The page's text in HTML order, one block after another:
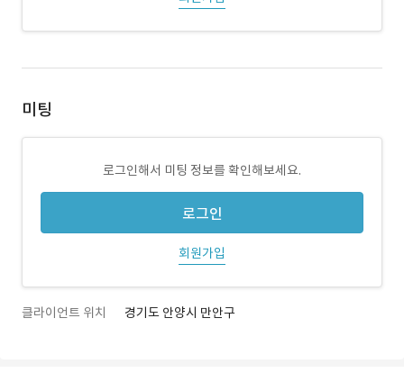
미팅
로그인해서 미팅 정보를 확인해보세요.
로그인
회원가입
클라이언트 위치 경기도 안양시 만안구